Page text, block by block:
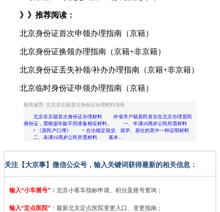
》》推荐阅读：
北京身份证首次申领办理指南（京籍）
北京身份证换领办理指南（京籍+非京籍）
北京身份证丢失补领/补办办理指南（京籍+非京籍）
北京临时身份证申领办理指南（京籍）
相关推荐: 北京非京籍首次身份证办理材料清单
北京非京籍首次身份证办理材料 外省市户籍居民首次在北京办理居民
身份证，需根据年龄不同准备相应材料。 一、年满16周岁公民所需材料
• 《居民户口簿》 • 合法稳定就业、就学、居住的其中一种证明材料
二、未满16周岁公民所需材料 基本…
关注【大京事】微信公众号，输入关键词获得最新的相关信息：
输入“小车摇号” ： 北京小客车指标申请、积分及摇号查询；
输入“定点医院” ： 最新北京定点医院变更入口、变更指南；